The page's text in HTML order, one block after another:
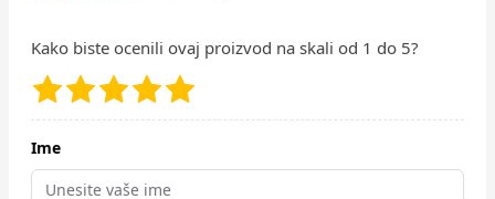
Kako biste ocenili ovaj proizvod na skali od 1 do 5?
Ime